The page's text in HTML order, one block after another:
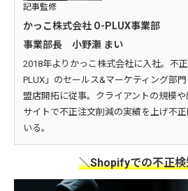
記事監修
かっこ株式会社 O-PLUX事業部
事業部長 小野瀬 まい
2018年よりかっこ株式会社に入社。不
PLUX」のセールス&マーケティング部
盟店開拓に従事。クライアントの規模
サイトで不正注文削減の実績を上げ不
いる。
＼Shopifyでの不正